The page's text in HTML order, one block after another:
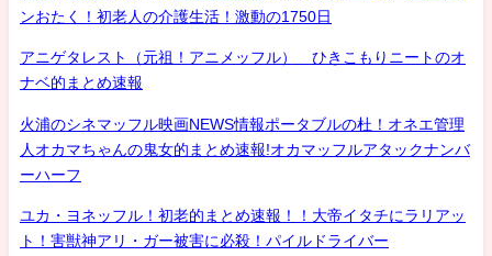
ンおたく！初老人の介護生活！激動の1750日
アニゲタレスト（元祖！アニメッフル） ひきこもりニートのオ
ナベ的まとめ速報
火浦のシネマッフル映画NEWS情報ポータブルの杜！オネエ管理
人オカマちゃんの鬼女的まとめ速報!オカマッフルアタックナンバ
ーハーフ
ユカ・ヨネッフル！初老的まとめ速報！！大帝イタチにラリアッ
ト！害獣神アリ・ガー被害に必殺！パイルドライバー